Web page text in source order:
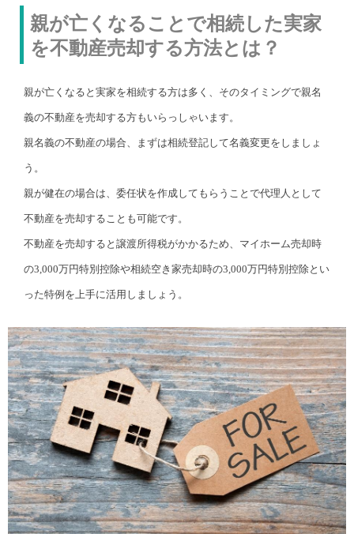
親が亡くなることで相続した実家
を不動産売却する方法とは？
親が亡くなると実家を相続する方は多く、そのタイミングで親名
義の不動産を売却する方もいらっしゃいます。
親名義の不動産の場合、まずは相続登記して名義変更をしましょ
う。
親が健在の場合は、委任状を作成してもらうことで代理人として
不動産を売却することも可能です。
不動産を売却すると譲渡所得税がかかるため、マイホーム売却時
の3,000万円特別控除や相続空き家売却時の3,000万円特別控除とい
った特例を上手に活用しましょう。